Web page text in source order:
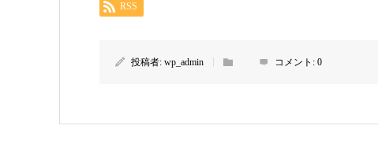
RSS
投稿者: wp_admin コメント: 0